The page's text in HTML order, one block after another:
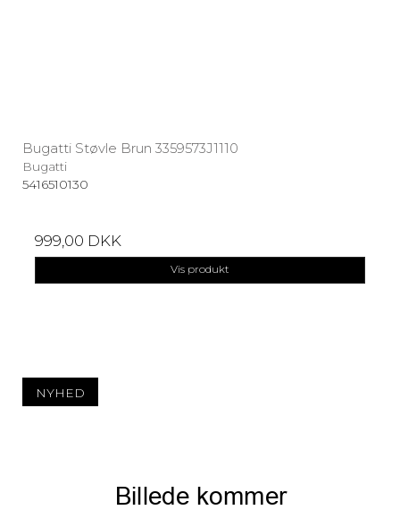
Bugatti Støvle Brun 3359573J1110
Bugatti
5416510130
999,00 DKK
Vis produkt
NYHED